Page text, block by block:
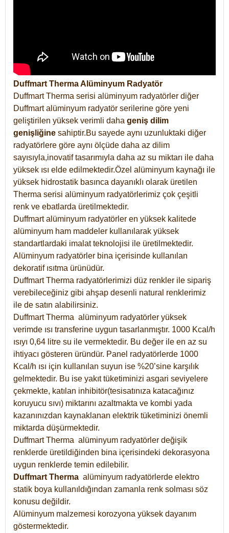
Duffmart Therma Alüminyum Radyatör
Duffmart Therma serisi alüminyum radyatörler diğer
Duffmart alüminyum radyatör serilerine göre yeni
geliştirilen yüksek verimli daha geniş dilim
genişliğine sahiptir.Bu sayede aynı uzunluktaki diğer
radyatörlere göre aynı ölçüde daha az dilim
sayısıyla,inovatif tasarımıyla daha az su miktarı ile daha
yüksek ısı elde edilmektedir.Özel alüminyum kaynağı ile
yüksek hidrostatik basınca dayanıklı olarak üretilen
Therma serisi alüminyum radyatörlerimiz çok çeşitli
renk ve ebatlarda üretilmektedir.
Duffmart alüminyum radyatörler en yüksek kalitede
alüminyum ham maddeler kullanılarak yüksek
standartlardaki imalat teknolojisi ile üretilmektedir.
Alüminyum radyatörler bina içerisinde kullanılan
dekoratif ısıtma ürünüdür.
Duffmart Therma radyatörlerimizi düz renkler ile sipariş
verebileceğiniz gibi ahşap desenli natural renklerimiz
ile de satın alabilirsiniz.
Duffmart Therma alüminyum radyatörler yüksek
verimde ısı transferine uygun tasarlanmıştır. 1000 Kcal/h
ısıyı 0,64 litre su ile vermektedir. Bu değer ile en az su
ihtiyacı gösteren üründür. Panel radyatörlerde 1000
Kcal/h ısı için kullanılan suyun ise %20’sine karşılık
gelmektedir. Bu ise yakıt tüketiminizi asgari seviyelere
çekmekte, katılan inhibitör(tesisatınıza katacağınız
koruyucu sıvı) miktarını azaltmakta ve kombi yada
kazanınızdan kaynaklanan elektrik tüketiminizi önemli
miktarda düşürmektedir.
Duffmart Therma alüminyum radyatörler değişik
renklerde üretildiğinden bina içerisindeki dekorasyona
uygun renklerde temin edilebilir.
Duffmart Therma alüminyum radyatörlerde elektro
statik boya kullanıldığından zamanla renk solması söz
konusu değildir.
Alüminyum malzemesi korozyona yüksek dayanım
göstermektedir.